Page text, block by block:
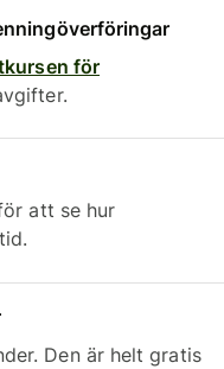
för
att se hur
Den är helt gratis